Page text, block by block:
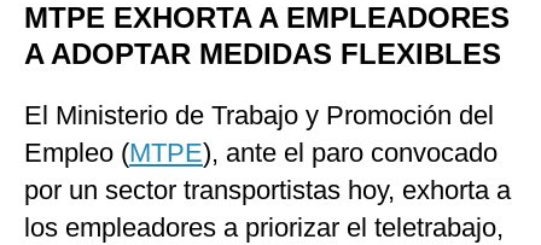
MTPE EXHORTA A EMPLEADORES
A ADOPTAR MEDIDAS FLEXIBLES
El Ministerio de Trabajo y Promoción del
Empleo (MTPE), ante el paro convocado
por un sector transportistas hoy, exhorta a
los empleadores a priorizar el teletrabajo,